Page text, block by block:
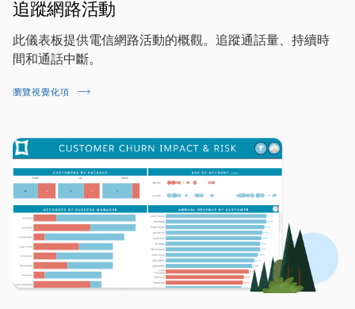
追蹤網路活動
此儀表板提供電信網路活動的概觀。追蹤通話量、持續時
間和通話中斷。
瀏覽視覺化項